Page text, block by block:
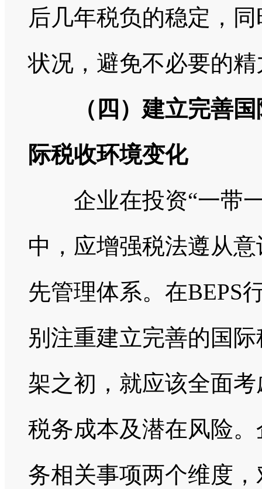
后几年税负的稳定，
状况，避免不必要的
（四）建立完善
际税收环境变化
企业在投资“一带一
中，应增强税法遵从
先管理体系。在BEPS
别注重建立完善的国
架之初，就应该全面
税务成本及潜在风险
务相关事项两个维度